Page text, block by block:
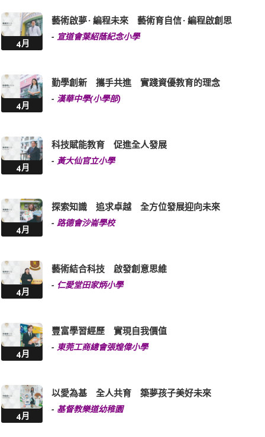
4月
藝術啟夢 · 編程未來 藝術育自信 · 編程啟創思
- 宣道會葉紹蔭紀念小學
4月
勤學創新 攜手共進 實踐資優教育的理念
- 漢華中學(小學部)
4月
科技賦能教育 促進全人發展
- 黃大仙官立小學
4月
探索知識 追求卓越 全方位發展迎向未來
- 路德會沙崙學校
4月
藝術結合科技 啟發創意思維
- 仁愛堂田家炳小學
4月
豐富學習經歷 實現自我價值
- 東莞工商總會張煌偉小學
4月
以愛為基 全人共育 築夢孩子美好未來
- 基督教樂道幼稚園